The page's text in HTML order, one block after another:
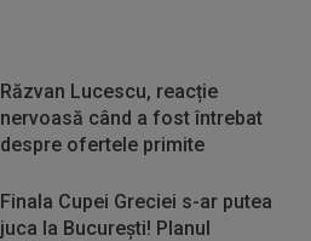
Răzvan Lucescu, reacție
nervoasă când a fost întrebat
despre ofertele primite
Finala Cupei Greciei s-ar putea
juca la București! Planul